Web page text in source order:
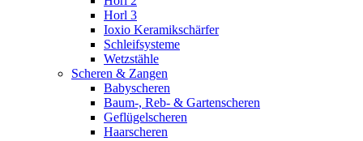
Horl 3
Ioxio Keramikschärfer
Schleifsysteme
Wetzstähle
Scheren & Zangen
Babyscheren
Baum-, Reb- & Gartenscheren
Geflügelscheren
Haarscheren